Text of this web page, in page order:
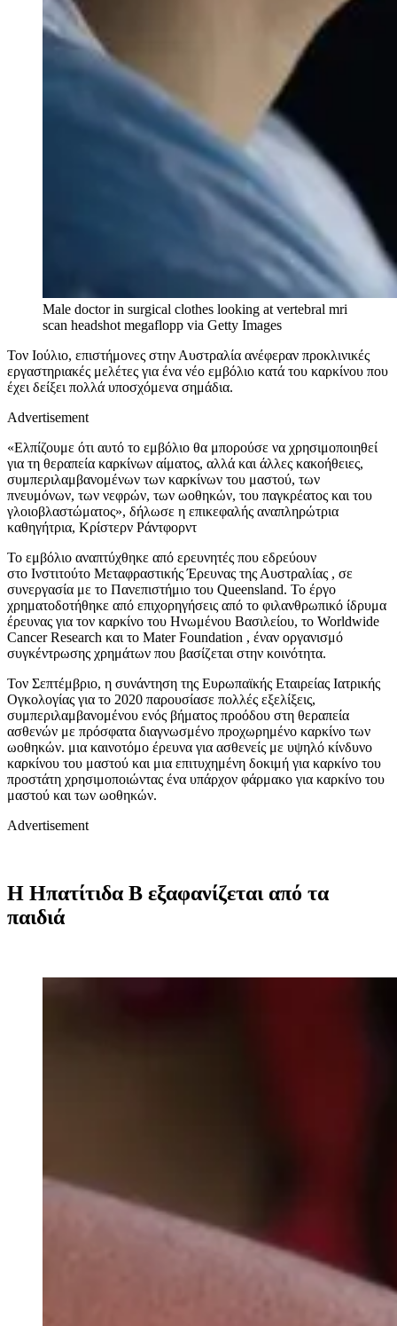
Male doctor in surgical clothes looking at vertebral mri
scan headshot megaflopp via Getty Images
Τον Ιούλιο, επιστήμονες στην Αυστραλία ανέφεραν προκλινικές
εργαστηριακές μελέτες για ένα νέο εμβόλιο κατά του καρκίνου που
έχει δείξει πολλά υποσχόμενα σημάδια.
Advertisement
«Ελπίζουμε ότι αυτό το εμβόλιο θα μπορούσε να χρησιμοποιηθεί
για τη θεραπεία καρκίνων αίματος, αλλά και άλλες κακοήθειες,
συμπεριλαμβανομένων των καρκίνων του μαστού, των
πνευμόνων, των νεφρών, των ωοθηκών, του παγκρέατος και του
γλοιοβλαστώματος», δήλωσε η επικεφαλής αναπληρώτρια
καθηγήτρια, Κρίστερν Ράντφορντ
Το εμβόλιο αναπτύχθηκε από ερευνητές που εδρεύουν
στο Ινστιτούτο Μεταφραστικής Έρευνας της Αυστραλίας , σε
συνεργασία με το Πανεπιστήμιο του Queensland. Το έργο
χρηματοδοτήθηκε από επιχορηγήσεις από το φιλανθρωπικό ίδρυμα
έρευνας για τον καρκίνο του Ηνωμένου Βασιλείου, το Worldwide
Cancer Research και το Mater Foundation , έναν οργανισμό
συγκέντρωσης χρημάτων που βασίζεται στην κοινότητα.
Τον Σεπτέμβριο, η συνάντηση της Ευρωπαϊκής Εταιρείας Ιατρικής
Ογκολογίας για το 2020 παρουσίασε πολλές εξελίξεις,
συμπεριλαμβανομένου ενός βήματος προόδου στη θεραπεία
ασθενών με πρόσφατα διαγνωσμένο προχωρημένο καρκίνο των
ωοθηκών. μια καινοτόμο έρευνα για ασθενείς με υψηλό κίνδυνο
καρκίνου του μαστού και μια επιτυχημένη δοκιμή για καρκίνο του
προστάτη χρησιμοποιώντας ένα υπάρχον φάρμακο για καρκίνο του
μαστού και των ωοθηκών.
Advertisement
Η Ηπατίτιδα Β εξαφανίζεται από τα
παιδιά